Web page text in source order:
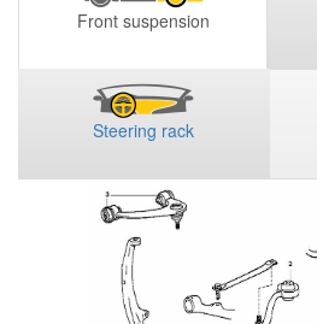
Front suspension
Steering rack